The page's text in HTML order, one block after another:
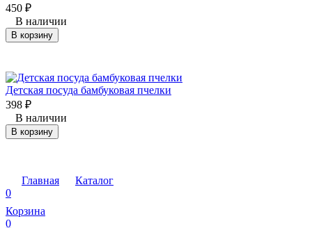
450 ₽
В наличии
В корзину
Детская посуда бамбуковая пчелки
398 ₽
В наличии
В корзину
Главная
Каталог
0
Корзина
0